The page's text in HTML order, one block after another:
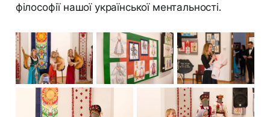
філософії нашої української ментальності.